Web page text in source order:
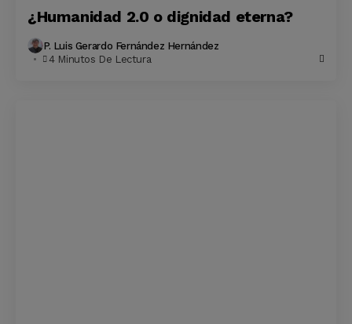
¿Humanidad 2.0 o dignidad eterna?
P. Luis Gerardo Fernández Hernández
4 Minutos De Lectura